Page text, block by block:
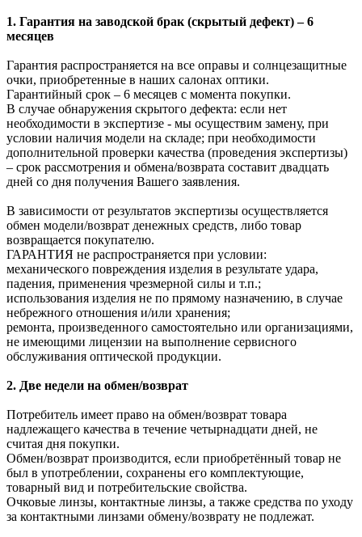
1. Гарантия на заводской брак (скрытый дефект) – 6
месяцев
Гарантия распространяется на все оправы и солнцезащитные
очки, приобретенные в наших салонах оптики.
Гарантийный срок – 6 месяцев с момента покупки.
В случае обнаружения скрытого дефекта: если нет
необходимости в экспертизе - мы осуществим замену, при
условии наличия модели на складе; при необходимости
дополнительной проверки качества (проведения экспертизы)
– срок рассмотрения и обмена/возврата составит двадцать
дней со дня получения Вашего заявления.
В зависимости от результатов экспертизы осуществляется
обмен модели/возврат денежных средств, либо товар
возвращается покупателю.
ГАРАНТИЯ не распространяется при условии:
механического повреждения изделия в результате удара,
падения, применения чрезмерной силы и т.п.;
использования изделия не по прямому назначению, в случае
небрежного отношения и/или хранения;
ремонта, произведенного самостоятельно или организациями,
не имеющими лицензии на выполнение сервисного
обслуживания оптической продукции.
2. Две недели на обмен/возврат
Потребитель имеет право на обмен/возврат товара
надлежащего качества в течение четырнадцати дней, не
считая дня покупки.
Обмен/возврат производится, если приобретённый товар не
был в употреблении, сохранены его комплектующие,
товарный вид и потребительские свойства.
Очковые линзы, контактные линзы, а также средства по уходу
за контактными линзами обмену/возврату не подлежат.